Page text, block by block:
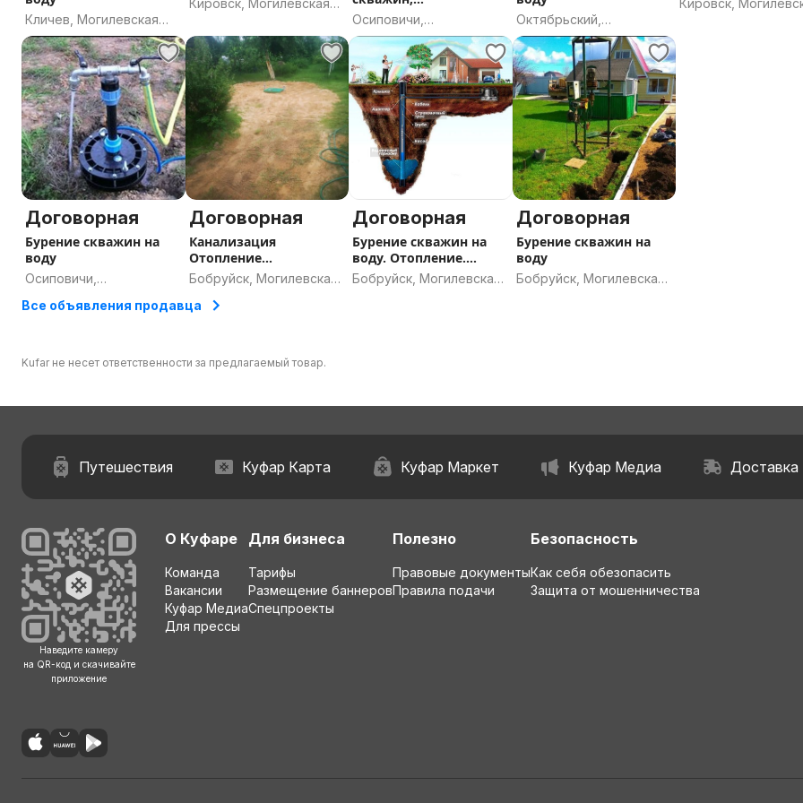
Кличев, Могилевская
область
Кировск, Могилевская
сантехнические
Осиповичи,
Могилевская область
Октябрьский,
Гомельская область
Кировск,
Договорная
Бурение скважин на
воду
Осиповичи,
Договорная
Канализация
Отопление
Сантехнические
работы Обустройство
Бобруйск, Могилевская
Договорная
Бурение скважин на
воду. Отопление.
Сантехника.
Бобруйск, Могилевская
Договорная
Бурение скважин на
воду
Бобруйск, Могилевская
Все объявления продавца
Kufar не несет ответственности за предлагаемый товар.
Путешествия Куфар Карта Куфар Маркет Куфар Медиа Доставка
Наведите камеру
на QR-код и скачивайте
приложение
О Куфаре
Команда
Вакансии
Куфар Медиа
Для прессы
Для бизнеса
Тарифы
Размещение баннеров
Спецпроекты
Полезно
Правовые документы
Правила подачи
Безопасность
Как себя обезопасить
Защита от мошенничества